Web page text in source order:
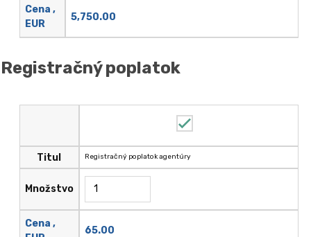
Cena ,
EUR
5,750.00
Registračný poplatok
Titul
Množstvo
Cena ,
Registračný poplatok agentúry
65.00